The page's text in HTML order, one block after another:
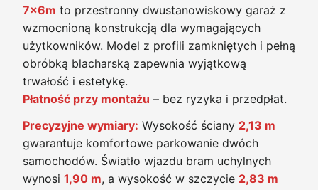
7x6m to przestronny dwustanowiskowy garaż z
wzmocnioną konstrukcją dla wymagających
użytkowników. Model z profili zamkniętych i pełną
obróbką blacharską zapewnia wyjątkową
trwałość i estetykę.
Płatność przy montażu – bez ryzyka i przedpłat.
Precyzyjne wymiary: Wysokość ściany 2,13 m
gwarantuje komfortowe parkowanie dwóch
samochodów. Światło wjazdu bram uchylnych
wynosi 1,90 m, a wysokość w szczycie 2,83 m